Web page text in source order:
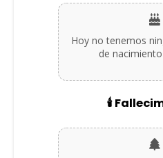
Hoy no tenemos
de
🕯️